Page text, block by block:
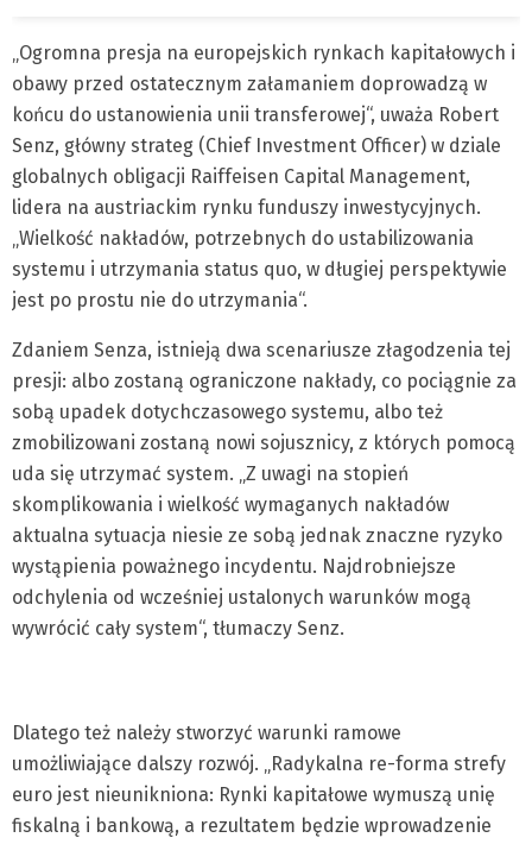
„Ogromna presja na europejskich rynkach kapitałowych i
obawy przed ostatecznym załamaniem doprowadzą w
końcu do ustanowienia unii transferowej“, uważa Robert
Senz, główny strateg (Chief Investment Officer) w dziale
globalnych obligacji Raiffeisen Capital Management,
lidera na austriackim rynku funduszy inwestycyjnych.
„Wielkość nakładów, potrzebnych do ustabilizowania
systemu i utrzymania status quo, w długiej perspektywie
jest po prostu nie do utrzymania“.
Zdaniem Senza, istnieją dwa scenariusze złagodzenia tej
presji: albo zostaną ograniczone nakłady, co pociągnie za
sobą upadek dotychczasowego systemu, albo też
zmobilizowani zostaną nowi sojusznicy, z których pomocą
uda się utrzymać system. „Z uwagi na stopień
skomplikowania i wielkość wymaganych nakładów
aktualna sytuacja niesie ze sobą jednak znaczne ryzyko
wystąpienia poważnego incydentu. Najdrobniejsze
odchylenia od wcześniej ustalonych warunków mogą
wywrócić cały system“, tłumaczy Senz.
Dlatego też należy stworzyć warunki ramowe
umożliwiające dalszy rozwój. „Radykalna re-forma strefy
euro jest nieunikniona: Rynki kapitałowe wymuszą unię
fiskalną i bankową, a rezultatem będzie wprowadzenie